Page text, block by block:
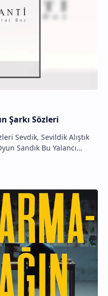
Şarkı Sözleri
Sevdik, Sevildik Alıştık
Sandık Bu Yalancı